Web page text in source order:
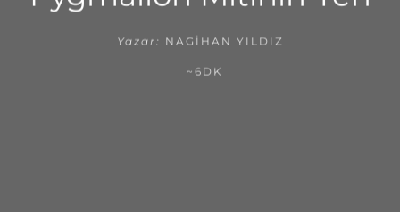
Yazar: NAGIHAN YILDIZ
~6DK